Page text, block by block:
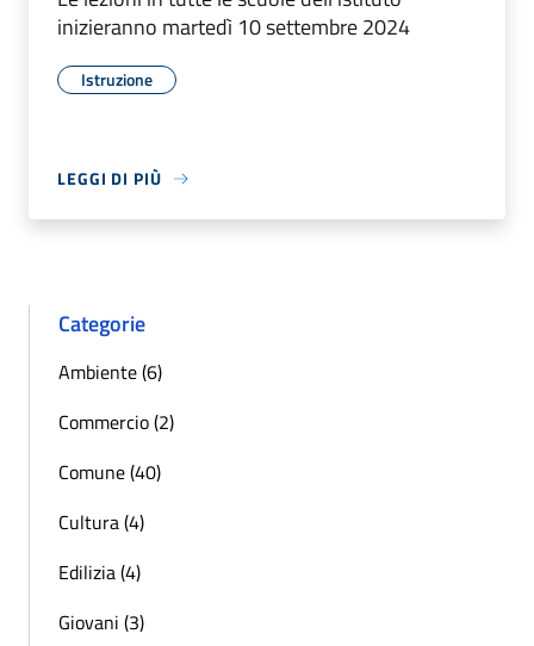
inizieranno martedì 10 settembre 2024
Istruzione
LEGGI DI PIÙ
Categorie
Ambiente (6)
Commercio (2)
Comune (40)
Cultura (4)
Edilizia (4)
Giovani (3)